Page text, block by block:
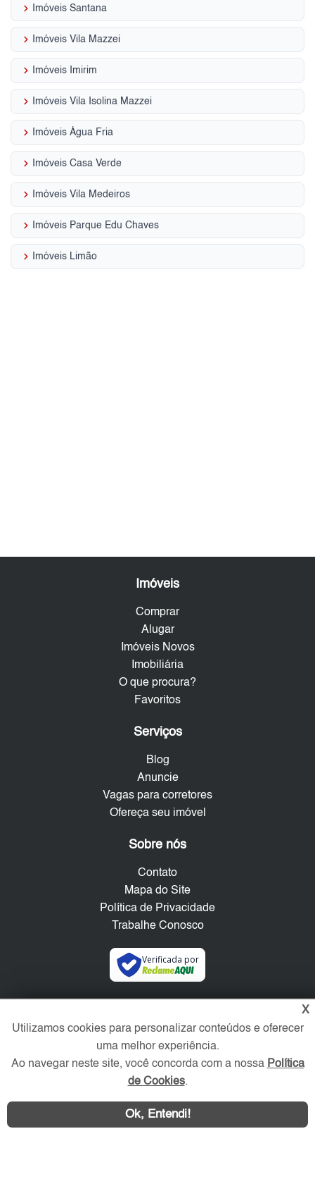
keyboard_arrow_right Imóveis Santana
keyboard_arrow_right Imóveis Vila Mazzei
keyboard_arrow_right Imóveis Imirim
keyboard_arrow_right Imóveis Vila Isolina Mazzei
keyboard_arrow_right Imóveis Água Fria
keyboard_arrow_right Imóveis Casa Verde
keyboard_arrow_right Imóveis Vila Medeiros
keyboard_arrow_right Imóveis Parque Edu Chaves
keyboard_arrow_right Imóveis Limão
Imóveis
Comprar
Alugar
Imóveis Novos
Imobiliária
O que procura?
Favoritos
Serviços
Blog
Anuncie
Vagas para corretores
Ofereça seu imóvel
Sobre nós
Contato
Mapa do Site
Política de Privacidade
Trabalhe Conosco
Verificada por
X
Utilizamos cookies para personalizar conteúdos e oferecer
uma melhor experiência.
Ao navegar neste site, você concorda com a nossa Política
de Cookies.
Ok, Entendi!